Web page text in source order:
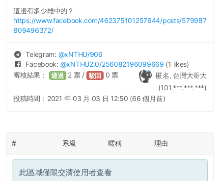
這邊有多少雄中的？
https://www.facebook.com/462375101257644/posts/579987
809496372/
Telegram: @xNTHU/906
Facebook: @xNTHU2.0/256082196099669 (1 likes)
匿名, 台灣大哥大
(101.***.***.***)
審核結果： 通過 2 票 / 駁回 0 票
投稿時間： 2021 年 03 月 03 日 12:50 (66 個月前)
# 系級 暱稱 理由
此區域僅限交清使用者查看